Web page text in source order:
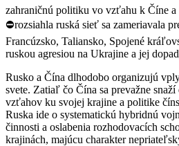
zahraničnú politiku vo vzťahu k Číne
⛔️rozsiahla ruská sieť sa zameriavala
Francúzsko, Taliansko, Spojené
ruskou agresiou na Ukrajine a jej
Rusko a Čína dlhodobo organizujú
svete. Zatiaľ čo Čína sa prevažne
vzťahov ku svojej krajine a politike
Ruska ide o systematickú hybridnú
činnosti a oslabenia rozhodovacích
krajinách, majúcu charakter